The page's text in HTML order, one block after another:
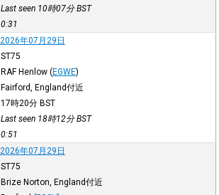
Last seen 10時07分BST
0:31
2026年07月29日
ST75
RAF Henlow (EGWE)
Fairford, England付近
17時20分 BST
Last seen 18時12分BST
0:51
2026年07月29日
ST75
Brize Norton, England付近